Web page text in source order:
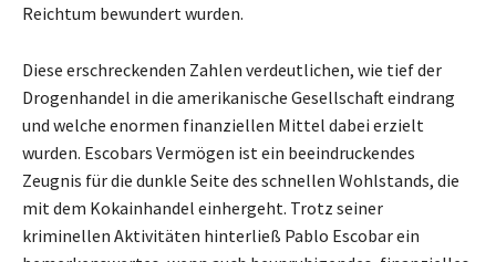
Reichtum bewundert wurden.
Diese erschreckenden Zahlen verdeutlichen, wie tief der
Drogenhandel in die amerikanische Gesellschaft eindrang
und welche enormen finanziellen Mittel dabei erzielt
wurden. Escobars Vermögen ist ein beeindruckendes
Zeugnis für die dunkle Seite des schnellen Wohlstands, die
mit dem Kokainhandel einhergeht. Trotz seiner
kriminellen Aktivitäten hinterließ Pablo Escobar ein